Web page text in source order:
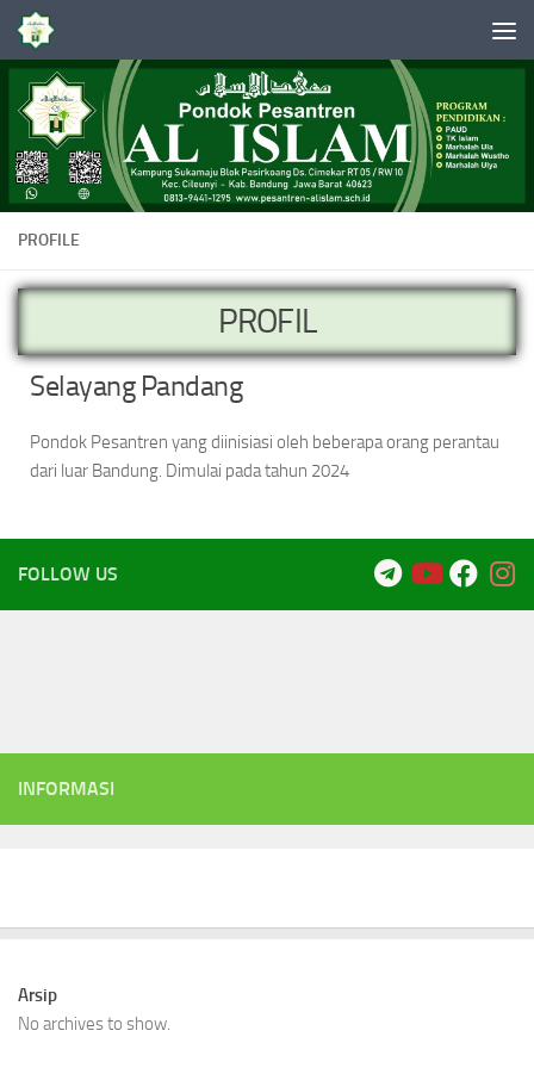
Skip to content
PROFILE
PROFIL
Selayang Pandang
Pondok Pesantren yang diinisiasi oleh beberapa orang perantau
dari luar Bandung. Dimulai pada tahun 2024
FOLLOW US
INFORMASI
Arsip
No archives to show.